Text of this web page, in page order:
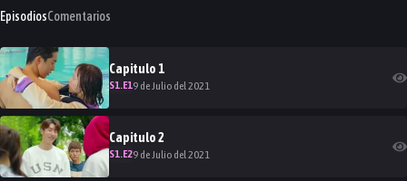
EpisodiosComentarios
Capitulo 1
S1.E19 de Julio del 2021
Capitulo2
S1.E29 de Julio del 2021